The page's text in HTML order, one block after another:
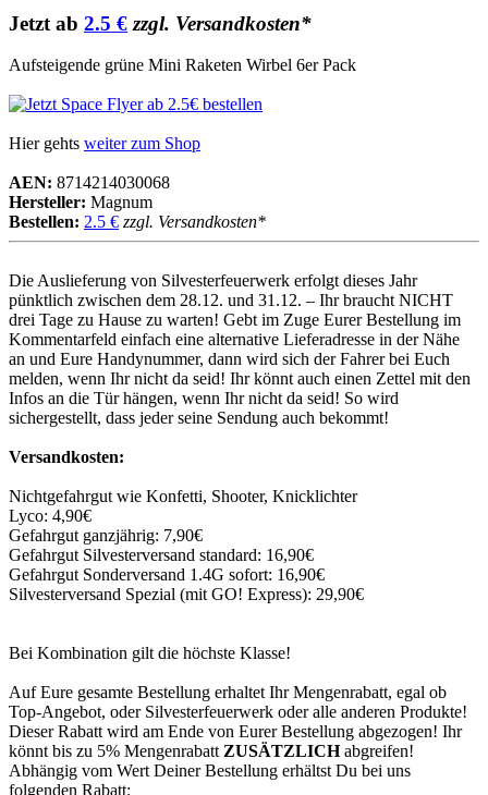
Jetzt ab 2.5 € zzgl. Versandkosten*
Aufsteigende grüne Mini Raketen Wirbel 6er Pack
Hier gehts weiter zum Shop
AEN: 8714214030068
Hersteller: Magnum
Bestellen: 2.5 € zzgl. Versandkosten*
Die Auslieferung von Silvesterfeuerwerk erfolgt dieses Jahr
pünktlich zwischen dem 28.12. und 31.12. – Ihr braucht NICHT
drei Tage zu Hause zu warten! Gebt im Zuge Eurer Bestellung im
Kommentarfeld einfach eine alternative Lieferadresse in der Nähe
an und Eure Handynummer, dann wird sich der Fahrer bei Euch
melden, wenn Ihr nicht da seid! Ihr könnt auch einen Zettel mit den
Infos an die Tür hängen, wenn Ihr nicht da seid! So wird
sichergestellt, dass jeder seine Sendung auch bekommt!
Versandkosten:
Nichtgefahrgut wie Konfetti, Shooter, Knicklichter
Lyco: 4,90€
Gefahrgut ganzjährig: 7,90€
Gefahrgut Silvesterversand standard: 16,90€
Gefahrgut Sonderversand 1.4G sofort: 16,90€
Silvesterversand Spezial (mit GO! Express): 29,90€
Bei Kombination gilt die höchste Klasse!
Auf Eure gesamte Bestellung erhaltet Ihr Mengenrabatt, egal ob
Top-Angebot, oder Silvesterfeuerwerk oder alle anderen Produkte!
Dieser Rabatt wird am Ende von Eurer Bestellung abgezogen! Ihr
könnt bis zu 5% Mengenrabatt ZUSÄTZLICHabgreifen!
Abhängig vom Wert Deiner Bestellung erhältst Du bei uns
folgenden Rabatt: